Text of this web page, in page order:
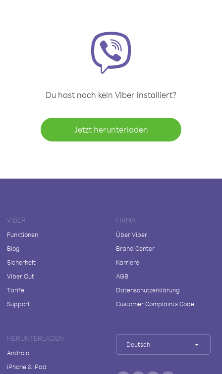
Du hast noch kein Viber installiert?
Jetzt herunterladen
VIBER
Funktionen
Blog
Sicherheit
Viber Out
Tarife
Support
FIRMA
Über Viber
Brand Center
Karriere
AGB
Datenschutzerklärung
Customer Complaints Code
HERUNTERLADEN
Android
iPhone & iPad
Deutsch